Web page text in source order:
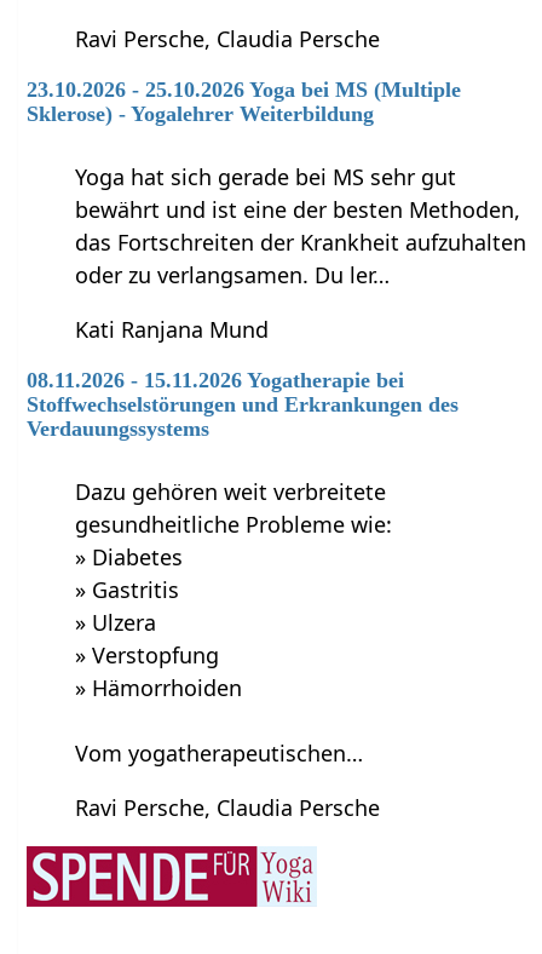
Ravi Persche, Claudia Persche
23.10.2026 - 25.10.2026 Yoga bei MS (Multiple
Sklerose) - Yogalehrer Weiterbildung
Yoga hat sich gerade bei MS sehr gut
bewährt und ist eine der besten Methoden,
das Fortschreiten der Krankheit aufzuhalten
oder zu verlangsamen. Du ler…
Kati Ranjana Mund
08.11.2026 - 15.11.2026 Yogatherapie bei
Stoffwechselstörungen und Erkrankungen des
Verdauungssystems
Dazu gehören weit verbreitete
gesundheitliche Probleme wie:
» Diabetes
» Gastritis
» Ulzera
» Verstopfung
» Hämorrhoiden
Vom yogatherapeutischen…
Ravi Persche, Claudia Persche